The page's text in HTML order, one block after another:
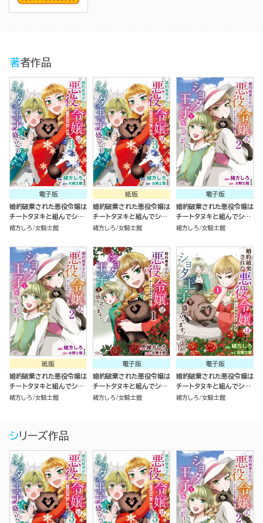
著者作品
電子版
婚約破棄された悪役令嬢は
チートタヌキと組んでショ
タ王子を盛り立てます！
緒方しろ 女騎士館
紙版
婚約破棄された悪役令嬢は
チートタヌキと組んでショ
タ王子を盛り立てます！
緒方しろ 女騎士館
電子版
婚約破棄された悪役令嬢は
チートタヌキと組んでショ
タ王子を盛り立てます！
緒方しろ 女騎士館
紙版
婚約破棄された悪役令嬢は
チートタヌキと組んでショ
タ王子を盛り立てます！
緒方しろ 女騎士館
電子版
婚約破棄された悪役令嬢は
チートタヌキと組んでショ
タ王子を盛り立てます！
緒方しろ 女騎士館
電子版
婚約破棄された悪役令嬢は
チートタヌキと組んでショ
タ王子を盛り立てます！
緒方しろ 女騎士館
シリーズ作品